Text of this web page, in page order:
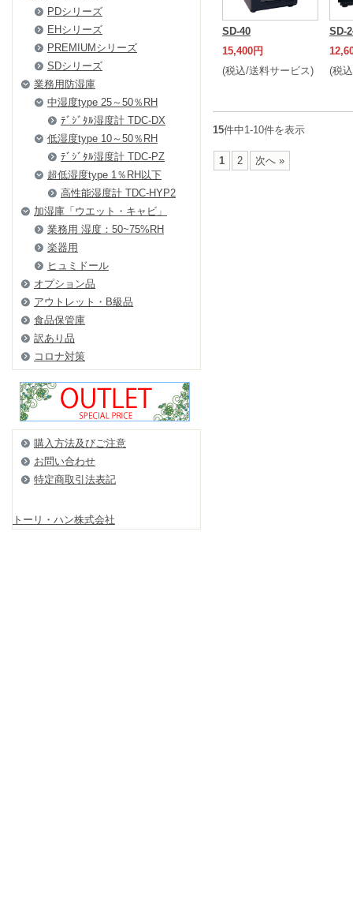
PDシリーズ
EHシリーズ
PREMIUMシリーズ
SDシリーズ
業務用防湿庫
中湿度type 25～50％RH
ﾃﾞｼﾞﾀﾙ湿度計 TDC-DX
低湿度type 10～50％RH
ﾃﾞｼﾞﾀﾙ湿度計 TDC-PZ
超低湿度type 1％RH以下
高性能湿度計 TDC-HYP2
加湿庫「ウエット・キャビ」
業務用 湿度：50~75%RH
楽器用
ヒュミドール
オプション品
アウトレット・B級品
食品保管庫
訳あり品
コロナ対策
購入方法及びご注意
お問い合わせ
特定商取引法表記
トーリ・ハン株式会社
SD-40
15,400円
(税込/送料サービス)
SD-
(税
15件中1-10件を表示
1 2 次へ »